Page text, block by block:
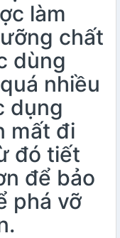
làm
chất
dùng
nhiều
dụng
mất đi
đó tiết
để bảo
phá vỡ